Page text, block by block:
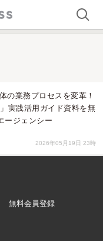
の業務プロセスを変革！
実践活用ガイド資料を無
ージェンシー
2026年05月19日 23時
無料会員登録